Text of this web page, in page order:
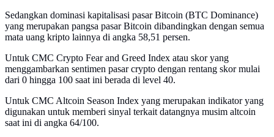
Sedangkan dominasi kapitalisasi pasar Bitcoin (BTC Dominance)
yang merupakan pangsa pasar Bitcoin dibandingkan dengan semua
mata uang kripto lainnya di angka 58,51 persen.
Untuk CMC Crypto Fear and Greed Index atau skor yang
menggambarkan sentimen pasar crypto dengan rentang skor mulai
dari 0 hingga 100 saat ini berada di level 40.
Untuk CMC Altcoin Season Index yang merupakan indikator yang
digunakan untuk memberi sinyal terkait datangnya musim altcoin
saat ini di angka 64/100.